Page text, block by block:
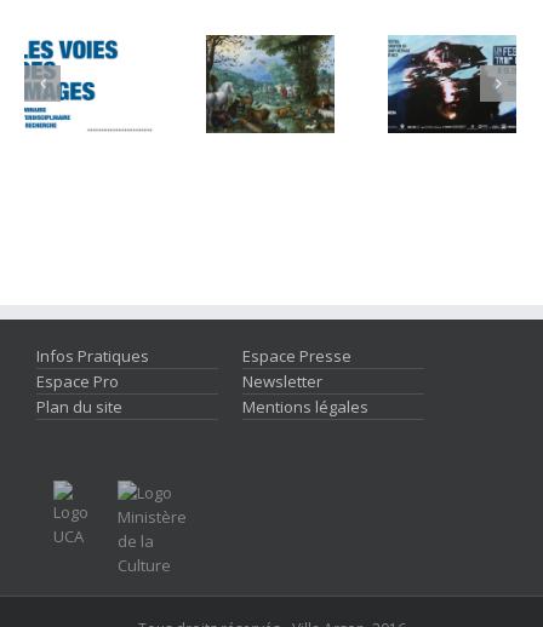
Infos Pratiques
Espace Presse
Espace Pro
Newsletter
Plan du site
Mentions légales